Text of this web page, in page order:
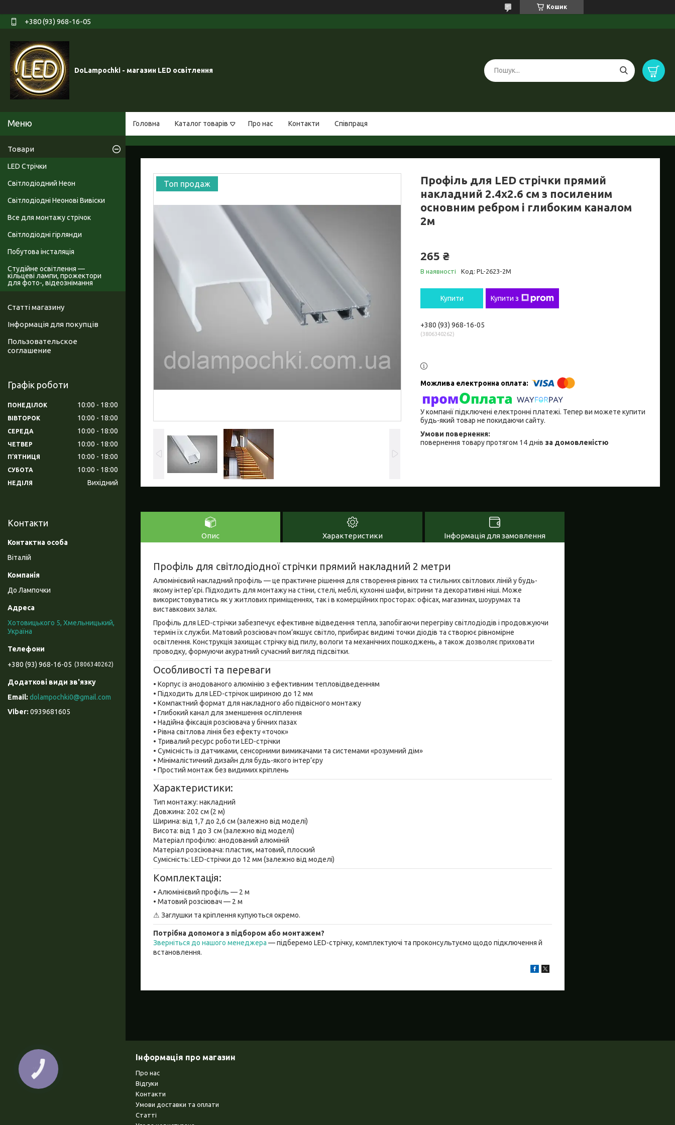
Кошик
+380 (93) 968-16-05
DoLampochki - магазин LED освітлення
Головна Каталог товарів Про нас Контакти Співпраця
Топ продаж
Профіль для LED стрічки прямий
накладний 2.4х2.6 см з посиленим
основним ребром і глибоким каналом
2м
265 ₴
В наявності Код: PL-2623-2M
Купити Купити з
+380 (93) 968-16-05
3806340262
У компанії підключені електронні платежі. Тепер ви можете купити
будь-який товар не покидаючи сайту.
повернення товару протягом 14 днів за домовленістю
Опис Характеристики Інформація для замовлення
Профіль для світлодіодної стрічки прямий накладний 2 метри
Алюмінієвий накладний профіль — це практичне рішення для створення рівних та стильних світлових ліній у будь-
якому інтер’єрі. Підходить для монтажу на стіни, стелі, меблі, кухонні шафи, вітрини та декоративні ніші. Може
використовуватись як у житлових приміщеннях, так і в комерційних просторах: офісах, магазинах, шоурумах та
виставкових залах.
Профіль для LED-стрічки забезпечує ефективне відведення тепла, запобігаючи перегріву світлодіодів і продовжуючи
термін їх служби. Матовий розсіювач пом’якшує світло, прибирає видимі точки діодів та створює рівномірне
освітлення. Конструкція захищає стрічку від пилу, вологи та механічних пошкоджень, а також дозволяє приховати
проводку, формуючи акуратний сучасний вигляд підсвітки.
Особливості та переваги
• Корпус із анодованого алюмінію з ефективним тепловідведенням
• Підходить для LED-стрічок шириною до 12 мм
• Компактний формат для накладного або підвісного монтажу
• Глибокий канал для зменшення осліплення
• Надійна фіксація розсіювача у бічних пазах
• Рівна світлова лінія без ефекту «точок»
• Тривалий ресурс роботи LED-стрічки
• Сумісність із датчиками, сенсорними вимикачами та системами «розумний дім»
• Мінімалістичний дизайн для будь-якого інтер’єру
• Простий монтаж без видимих кріплень
Характеристики:
Тип монтажу: накладний
Довжина: 202 см (2 м)
Ширина: від 1,7 до 2,6 см (залежно від моделі)
Висота: від 1 до 3 см (залежно від моделі)
Матеріал профілю: анодований алюміній
Матеріал розсіювача: пластик, матовий, плоский
Сумісність: LED-стрічки до 12 мм (залежно від моделі)
Комплектація:
• Алюмінієвий профіль — 2 м
• Матовий розсіювач — 2 м
⚠ Заглушки та кріплення купуються окремо.
Потрібна допомога з підбором або монтажем?
Зверніться до нашого менеджера — підберемо LED-стрічку, комплектуючі та проконсультуємо щодо підключення й
встановлення.
Товари
LED Стрічки
Світлодіодний Неон
Світлодіодні Неонові Вивіски
Все для монтажу стрічок
Світлодіодні гірлянди
Побутова інсталяція
Студійне освітлення —
кільцеві лампи, прожектори
для фото-, відеознімання
Статті магазину
Інформація для покупців
Пользовательское
соглашение
Графік роботи
ПОНЕДІЛОК 10:00 18:00
ВІВТОРОК 10:00 18:00
СЕРЕДА 10:00 18:00
ЧЕТВЕР 10:00 18:00
ПʼЯТНИЦЯ 10:00 18:00
СУБОТА 10:00 18:00
НЕДІЛЯ Вихідний
Контакти
Віталій
До Лампочки
Хотовицького 5, Хмельницький,
Україна
+380 (93) 968-16-05 3806340262
dolampochki0@gmail.com
0939681605
Інформація про магазин
Про нас
Відгуки
Контакти
Умови доставки та оплати
Статті
КНОПКА
ЗВ'ЯЗКУ